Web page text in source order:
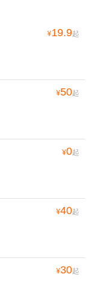
¥19.9起
¥50起
¥0起
¥40起
¥30起